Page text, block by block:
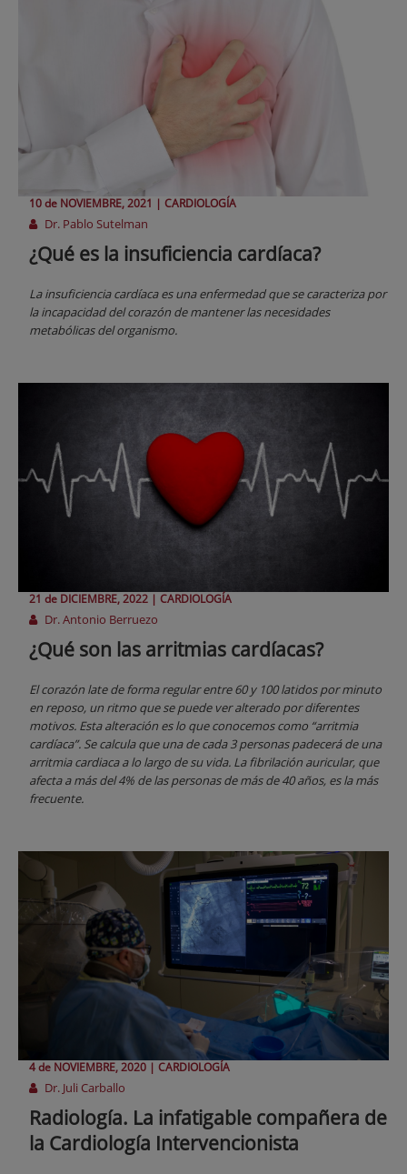
10 de NOVIEMBRE, 2021 | CARDIOLOGÍA
Dr. Pablo Sutelman
¿Qué es la insuficiencia cardíaca?
La insuficiencia cardíaca es una enfermedad que se caracteriza por
la incapacidad del corazón de mantener las necesidades
metabólicas del organismo.
21 de DICIEMBRE, 2022 | CARDIOLOGÍA
Dr. Antonio Berruezo
¿Qué son las arritmias cardíacas?
El corazón late de forma regular entre 60 y 100 latidos por minuto
en reposo, un ritmo que se puede ver alterado por diferentes
motivos. Esta alteración es lo que conocemos como “arritmia
cardíaca”. Se calcula que una de cada 3 personas padecerá de una
arritmia cardiaca a lo largo de su vida. La fibrilación auricular, que
afecta a más del 4% de las personas de más de 40 años, es la más
frecuente.
4 de NOVIEMBRE, 2020 | CARDIOLOGÍA
Dr. Juli Carballo
Radiología. La infatigable compañera de
la Cardiología Intervencionista